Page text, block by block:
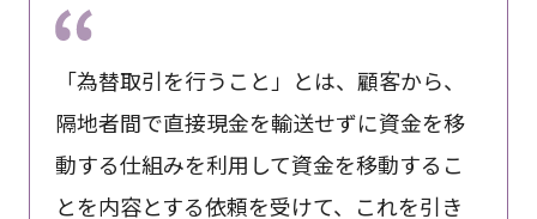
「為替取引を行うこと」とは、顧客から、
隔地者間で直接現金を輸送せずに資金を移
動する仕組みを利用して資金を移動するこ
とを内容とする依頼を受けて、これを引き